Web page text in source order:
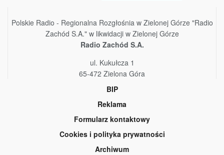
Polskie Radio - Regionalna Rozgłośnia w Zielonej Górze "Radio
Zachód S.A." w likwidacji w Zielonej Górze
Radio Zachód S.A.
ul. Kukułcza 1
65-472 Zielona Góra
BIP
Reklama
Formularz kontaktowy
Cookies i polityka prywatności
Archiwum